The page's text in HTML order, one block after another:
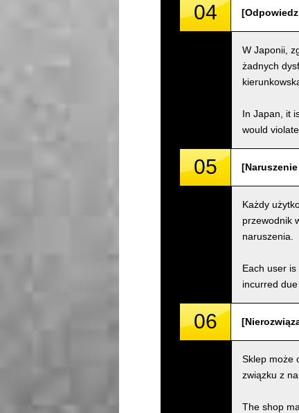
04
W Japonii,
żadnych
In Japan, it
would
05
Każdy
przewodnik
naruszenia.
Each user
incurred
06
Sklep może
związku z
The shop